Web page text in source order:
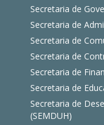
Secretaria de
Secretaria de
Secretaria de
Secretaria de
Secretaria de
Secretaria de
Secretaria de
(SEMDUH)